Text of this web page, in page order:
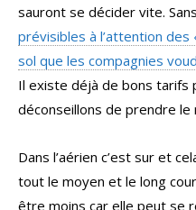
sauront se décider vite.
prévisibles à l’attention
sol que les compagnies
Il existe déjà de bons tarifs
déconseillons de prendre le
Dans l’aérien c’est sur et
tout le moyen et le long
être moins car elle peut se